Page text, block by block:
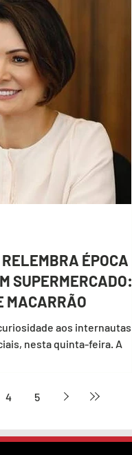
ÉPOCA
SUPERMERCADO:
MACARRÃO
aos internautas
nesta quinta-feira. A
4 5